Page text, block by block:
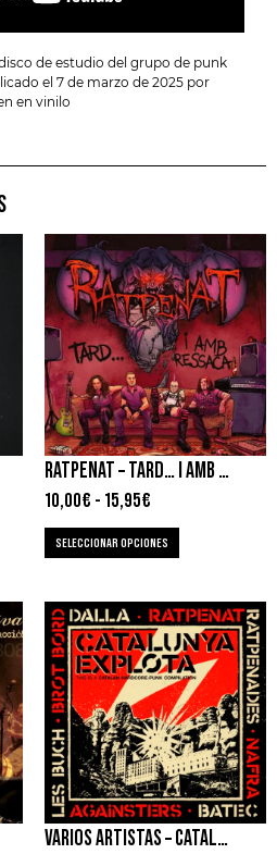
de estudio del grupo de punk
el 7 de marzo de 2025 por
en vinilo
RATPENAT – TARD… I AMB RESSACA
10,00€ - 15,95€
SELECCIONAR OPCIONES
VARIOS ARTISTAS – CATALUNYA EXPLOTA